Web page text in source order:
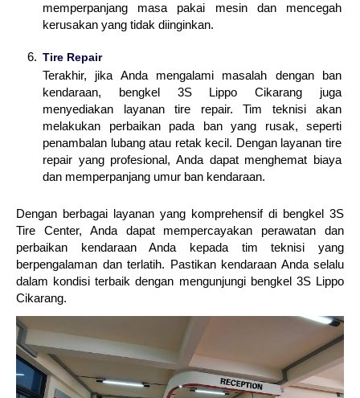
memperpanjang masa pakai mesin dan mencegah
kerusakan yang tidak diinginkan.
Tire Repair
Terakhir, jika Anda mengalami masalah dengan ban
kendaraan, bengkel 3S Lippo Cikarang juga
menyediakan layanan tire repair. Tim teknisi akan
melakukan perbaikan pada ban yang rusak, seperti
penambalan lubang atau retak kecil. Dengan layanan tire
repair yang profesional, Anda dapat menghemat biaya
dan memperpanjang umur ban kendaraan.
Dengan berbagai layanan yang komprehensif di bengkel 3S
Tire Center, Anda dapat mempercayakan perawatan dan
perbaikan kendaraan Anda kepada tim teknisi yang
berpengalaman dan terlatih. Pastikan kendaraan Anda selalu
dalam kondisi terbaik dengan mengunjungi bengkel 3S Lippo
Cikarang.